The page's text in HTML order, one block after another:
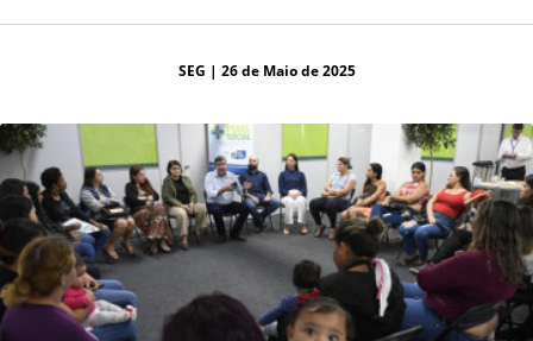
SEG | 26 de Maio de 2025